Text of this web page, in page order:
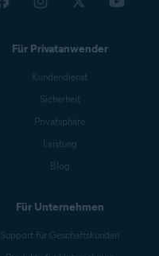
Für Privatanwender
Kundendienst
Sicherheit
Privatsphäre
Leistung
Blog
Für Unternehmen
Support für Geschäftskunden